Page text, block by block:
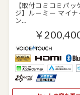
【取付コミコミパッ
ジ】ルーミー マイナ
ン…
￥